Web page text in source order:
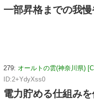
一部昇格までの我慢
279: オールトの雲(神奈川県)
ID:2+YdyXss0
電力貯める仕組み